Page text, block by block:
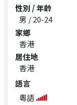
性別 / 年齡
男 / 20-24
家鄉
香港
居住地
香港
語言
粵語